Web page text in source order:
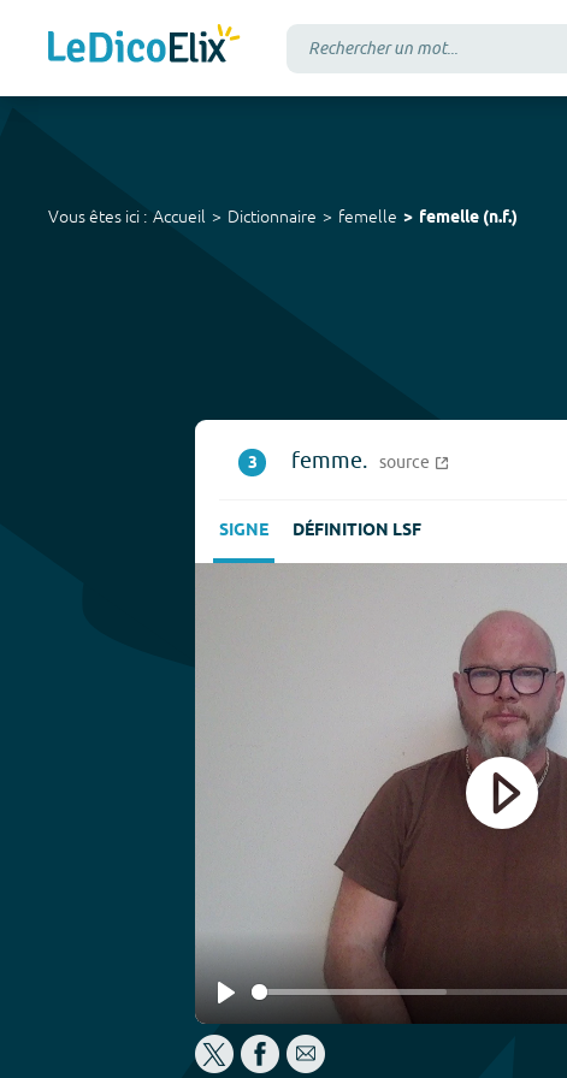
Vous êtes ici : Accueil Dictionnaire femelle femelle (n.f.)
3 femme. source
SIGNE DÉFINITION LSF
Play
Play